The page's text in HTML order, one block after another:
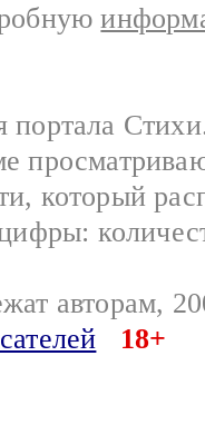
портала
который
авторам,
18+